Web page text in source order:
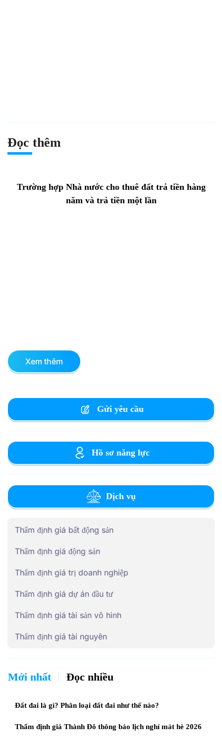
Đọc thêm
Trường hợp Nhà nước cho thuê đất trả tiền hàng
năm và trả tiền một lần
Xem thêm
Gửi yêu cầu
Hồ sơ năng lực
Dịch vụ
Thẩm định giá bất động sản
Thẩm định giá động sản
Thẩm định giá trị doanh nghiệp
Thẩm định giá dự án đầu tư
Thẩm định giá tài sản vô hình
Thẩm định giá tài nguyên
Mới nhất Đọc nhiều
Đất đai là gì? Phân loại đất đai như thế nào?
Thẩm định giá Thành Đô thông báo lịch nghỉ mát hè 2026